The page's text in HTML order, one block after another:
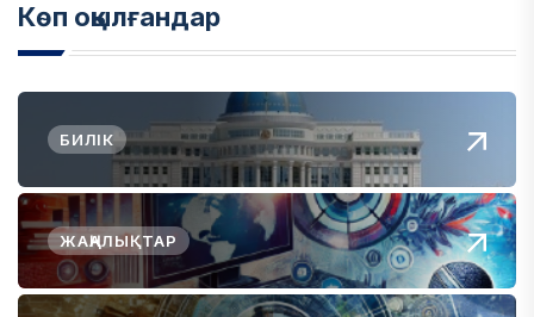
Көп оқылғандар
БИЛІК
ЖАҢАЛЫҚТАР